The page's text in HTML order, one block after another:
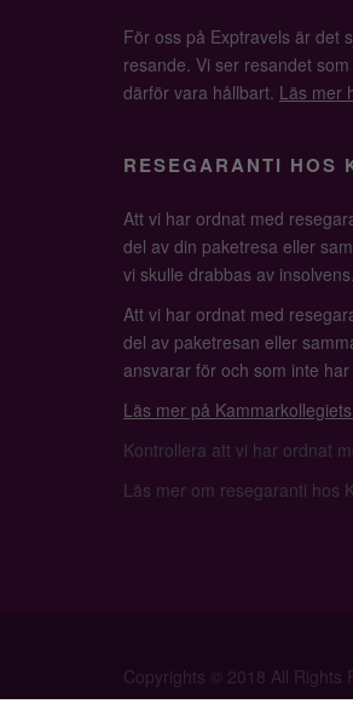
För oss på Exptravels är det
resande. Vi ser resandet
därför vara hållbart. Läs mer
RESEGARANTI HOS
Att vi har ordnat med
del av din paketresa eller
vi skulle drabbas av insolvens.
Att vi har ordnat med
del av paketresan eller
ansvarar för och som inte
Läs mer på
Kontrollera att vi har ordnat
Läs mer om resegaranti hos
Copyrights © 2018 All Rights
Privacy Policy